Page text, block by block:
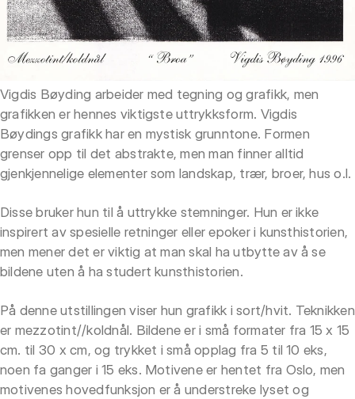
Vigdis Bøyding arbeider med tegning og grafikk, men
grafikken er hennes viktigste uttrykksform. Vigdis
Bøydings grafikk har en mystisk grunntone. Formen
grenser opp til det abstrakte, men man finner alltid
gjenkjennelige elementer som landskap, trær, broer, hus o.l.
Disse bruker hun til å uttrykke stemninger. Hun er ikke
inspirert av spesielle retninger eller epoker i kunsthistorien,
men mener det er viktig at man skal ha utbytte av å se
bildene uten å ha studert kunsthistorien.
På denne utstillingen viser hun grafikk i sort/hvit. Teknikken
er mezzotint//koldnål. Bildene er i små formater fra 15 x 15
cm. til 30 x cm, og trykket i små opplag fra 5 til 10 eks,
noen fa ganger i 15 eks. Motivene er hentet fra Oslo, men
motivenes hovedfunksjon er å understreke lyset og